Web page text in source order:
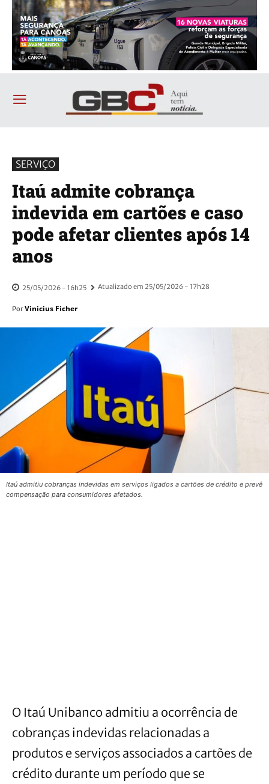
SERVIÇO
Itaú admite cobrança
indevida em cartões e caso
pode afetar clientes após 14
anos
25/05/2026 - 16h25 Atualizado em 25/05/2026 - 17h28
Por Vinicius Ficher
Itaú admitiu cobranças indevidas em serviços ligados a cartões de crédito e prevê
compensação para consumidores afetados.
O Itaú Unibanco admitiu a ocorrência de
cobranças indevidas relacionadas a
produtos e serviços associados a cartões de
crédito durante um período que se